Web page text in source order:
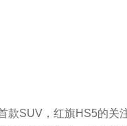
款SUV，红旗HS5的关